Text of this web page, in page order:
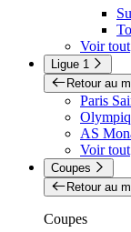
Voir tout
Ligue 1
Retour au
Paris
AS
Voir tout
Coupes
Retour au
Coupes